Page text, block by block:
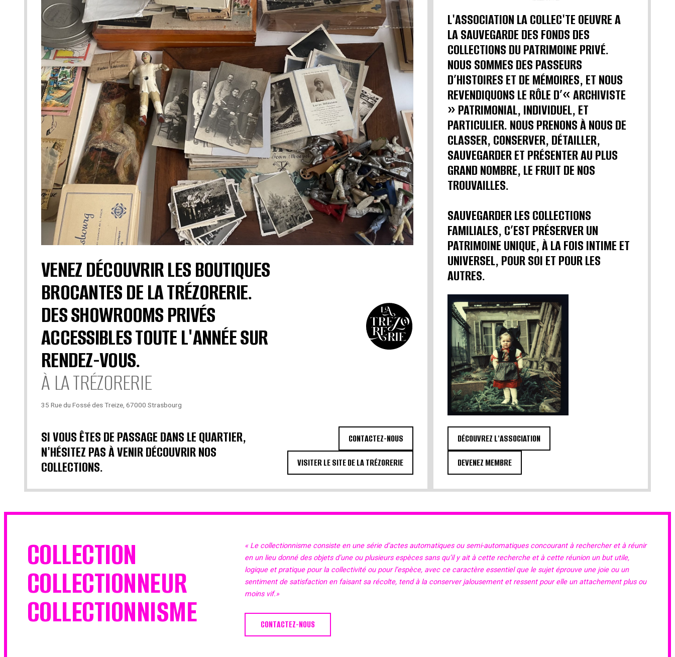
VENEZ DÉCOUVRIR LES BOUTIQUES
BROCANTES DE LA TRÉZORERIE.
DES SHOWROOMS PRIVÉS
ACCESSIBLES TOUTE L'ANNÉE SUR
RENDEZ-VOUS.
À LA TRÉZORERIE
35 Rue du Fossé des Treize, 67000 Strasbourg
SI VOUS ÊTES DE PASSAGE DANS LE QUARTIER,
N'HÉSITEZ PAS À VENIR DÉCOUVRIR NOS
COLLECTIONS.
CONTACTEZ-NOUS
VISITER LE SITE DE LA TRÉZORERIE
L'ASSOCIATION LA COLLEC'TE OEUVRE A
LA SAUVEGARDE DES FONDS DES
COLLECTIONS DU PATRIMOINE PRIVÉ.
NOUS SOMMES DES PASSEURS
D’HISTOIRES ET DE MÉMOIRES, ET NOUS
REVENDIQUONS LE RÔLE D’« ARCHIVISTE
» PATRIMONIAL, INDIVIDUEL, ET
PARTICULIER. NOUS PRENONS À NOUS DE
CLASSER, CONSERVER, DÉTAILLER,
SAUVEGARDER ET PRÉSENTER AU PLUS
GRAND NOMBRE, LE FRUIT DE NOS
TROUVAILLES.
SAUVEGARDER LES COLLECTIONS
FAMILIALES, C’EST PRÉSERVER UN
PATRIMOINE UNIQUE, À LA FOIS INTIME ET
UNIVERSEL, POUR SOI ET POUR LES
AUTRES.
DÉCOUVREZ L'ASSOCIATION
DEVENEZ MEMBRE
COLLECTION
COLLECTIONNEUR
COLLECTIONNISME
« Le collectionnisme consiste en une série d’actes automatiques ou semi-automatiques concourant à rechercher et à réunir
en un lieu donné des objets d’une ou plusieurs espèces sans qu’il y ait à cette recherche et à cette réunion un but utile,
logique et pratique pour la collectivité ou pour l’espèce, avec ce caractère essentiel que le sujet éprouve une joie ou un
sentiment de satisfaction en faisant sa récolte, tend à la conserver jalousement et ressent pour elle un attachement plus ou
moins vif.»
CONTACTEZ-NOUS